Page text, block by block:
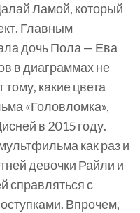
Ламой, который
Главным
дочь Пола — Ева
в диаграммах не
какие цвета
«Головломка»,
в 2015 году.
как раз и
девочки Райли и
справляться с
Впрочем,